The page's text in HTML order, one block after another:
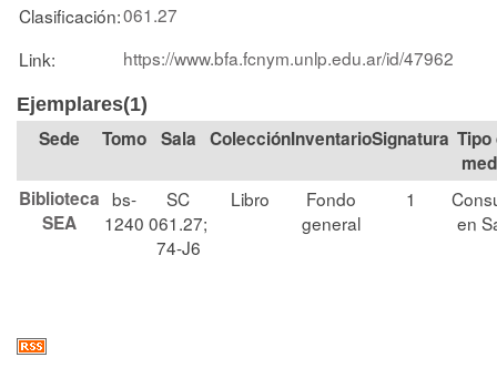
Clasificación:061.27
Link:
https://www.bfa.fcnym.unlp.edu.ar/id/47962
Ejemplares(1)
Tomo Sala Colección Signatura Tipo
Biblioteca
SEA
bs-
1240
SC
061.27;
74-J6
Libro
Fondo
general
1
en